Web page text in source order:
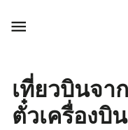

เที่ยวบินจา
ตั๋วเครื่องบิ